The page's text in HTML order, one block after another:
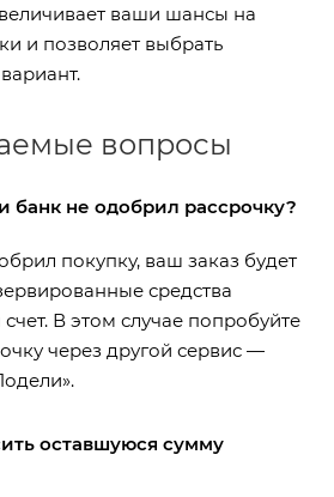
ваши шансы на
и позволяет выбрать
вопросы
банк не одобрил рассрочку?
покупку, ваш заказ будет
средства
В этом случае попробуйте
через другой сервис —
оставшуюся сумму